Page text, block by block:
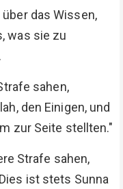
das Wissen,
was sie zu
sahen,
den Einigen, und
zur Seite stellten."
Strafe sahen,
ist stets Sunna